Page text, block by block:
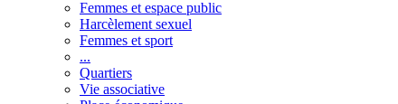
Femmes et espace public
Harcèlement sexuel
Femmes et sport
...
Quartiers
Vie associative